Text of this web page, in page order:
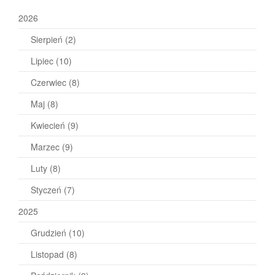
2026
Sierpień (2)
Lipiec (10)
Czerwiec (8)
Maj (8)
Kwiecień (9)
Marzec (9)
Luty (8)
Styczeń (7)
2025
Grudzień (10)
Listopad (8)